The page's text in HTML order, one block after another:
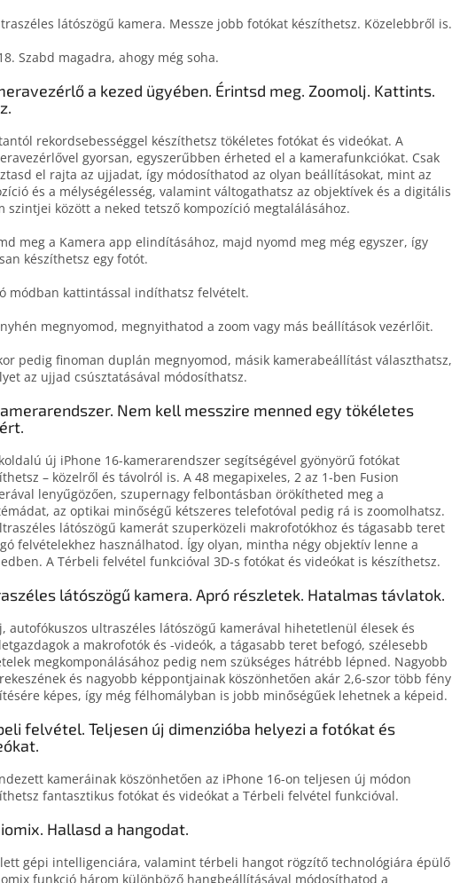
látószögű kamera. Messze jobb fotókat készíthetsz. Közelebbről is.
Szabd magadra, ahogy még soha.
a kezed ügyében. Érintsd meg. Zoomolj. Kattints.
rekordsebességgel készíthetsz tökéletes fotókat és videókat. A
gyorsan, egyszerűbben érheted el a kamerafunkciókat. Csak
el rajta az ujjadat, így módosíthatod az olyan beállításokat, mint az
és a mélységélesség, valamint váltogathatsz az objektívek és a digitális
szintjei között a neked tetsző kompozíció megtalálásához.
meg a Kamera app elindításához, majd nyomd meg még egyszer, így
készíthetsz egy fotót.
módban kattintással indíthatsz felvételt.
megnyomod, megnyithatod a zoom vagy más beállítások vezérlőit.
pedig finoman duplán megnyomod, másik kamerabeállítást választhatsz,
az ujjad csúsztatásával módosíthatsz.
Nem kell messzire menned egy tökéletes
új iPhone 16-kamerarendszer segítségével gyönyörű fotókat
– közelről és távolról is. A 48 megapixeles, 2 az 1-ben Fusion
lenyűgözően, szupernagy felbontásban örökítheted meg a
az optikai minőségű kétszeres telefotóval pedig rá is zoomolhatsz.
látószögű kamerát szuperközeli makrofotókhoz és tágasabb teret
felvételekhez használhatod. Így olyan, mintha négy objektív lenne a
A Térbeli felvétel funkcióval 3D-s fotókat és videókat is készíthetsz.
látószögű kamera. Apró részletek. Hatalmas távlatok.
autofókuszos ultraszéles látószögű kamerával hihetetlenül élesek és
a makrofotók és -videók, a tágasabb teret befogó, szélesebb
megkomponálásához pedig nem szükséges hátrébb lépned. Nagyobb
és nagyobb képpontjainak köszönhetően akár 2,6‑szor több fény
képes, így még félhomályban is jobb minőségűek lehetnek a képeid.
felvétel. Teljesen új dimenzióba helyezi a fotókat és
kameráinak köszönhetően az iPhone 16-on teljesen új módon
fantasztikus fotókat és videókat a Térbeli felvétel funkcióval.
Hallasd a hangodat.
gépi intelligenciára, valamint térbeli hangot rögzítő technológiára épülő
funkció három különböző hangbeállításával módosíthatod a